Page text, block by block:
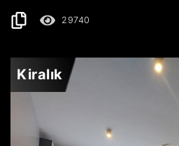
29740
Kiralık